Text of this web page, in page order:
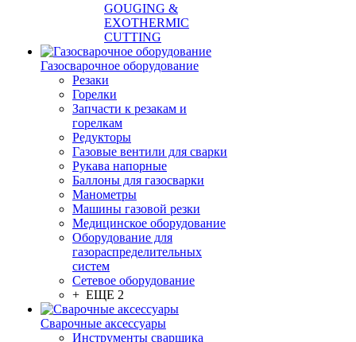
GOUGING &
EXOTHERMIC
CUTTING
Газосварочное оборудование
Резаки
Горелки
Запчасти к резакам и
горелкам
Редукторы
Газовые вентили для сварки
Рукава напорные
Баллоны для газосварки
Манометры
Машины газовой резки
Медицинское оборудование
Оборудование для
газораспределительных
систем
Сетевое оборудование
+ ЕЩЕ 2
Сварочные аксессуары
Инструменты сварщика